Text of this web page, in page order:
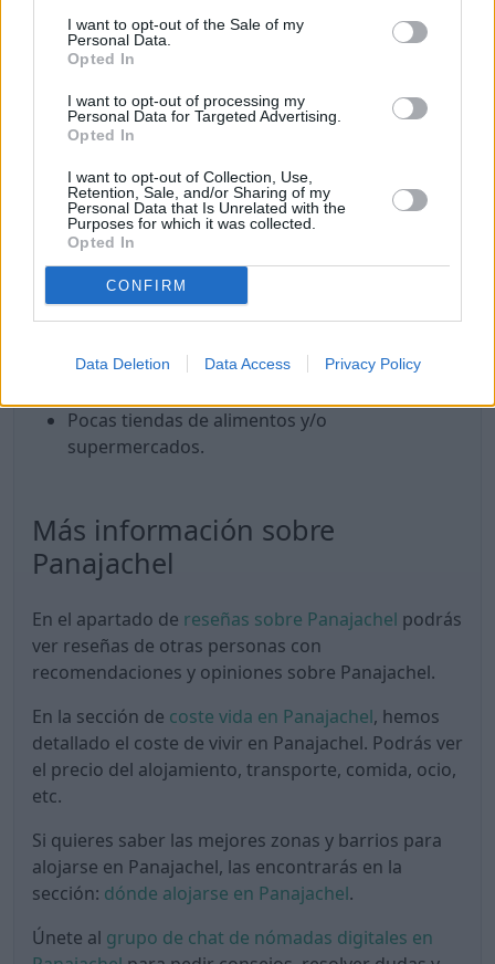
I want to opt-out of the Sale of my
Personal Data.
Opted In
I want to opt-out of processing my
Personal Data for Targeted Advertising.
Opted In
I want to opt-out of Collection, Use,
Retention, Sale, and/or Sharing of my
Personal Data that Is Unrelated with the
Purposes for which it was collected.
Opted In
CONFIRM
Data Deletion Data Access Privacy Policy
Buen coste de vida.
Buena temperatura.
Buena calidad del aire (hoy).
Internet rápido.
Hay una buena oferta gastronómica.
Hay lugares para tomar café o té.
Puntos en contra
Alta probabilidad de sufrir un robo.
Probabilidad de discriminación contra
personas o grupos LGBTQ+.
Pocos gimnasios y/o lugares para hacer
Pocas tiendas de alimentos y/o
supermercados.
Más información sobre
Panajachel
En el apartado de reseñas sobre Panajachel podrás
ver reseñas de otras personas con
recomendaciones y opiniones sobre Panajachel.
En la sección de coste vida en Panajachel, hemos
detallado el coste de vivir en Panajachel. Podrás ver
el precio del alojamiento, transporte, comida, ocio,
etc.
Si quieres saber las mejores zonas y barrios para
alojarse en Panajachel, las encontrarás en la
sección: dónde alojarse en Panajachel.
Únete al grupo de chat de nómadas digitales en